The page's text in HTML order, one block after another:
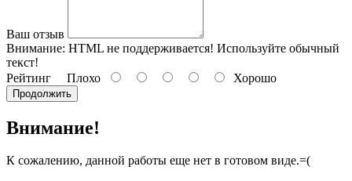
Ваш отзыв
Внимание: HTML не поддерживается! Используйте обычный
текст!
Рейтинг Плохо Хорошо
Продолжить
Внимание!
К сожалению, данной работы еще нет в готовом виде.=(